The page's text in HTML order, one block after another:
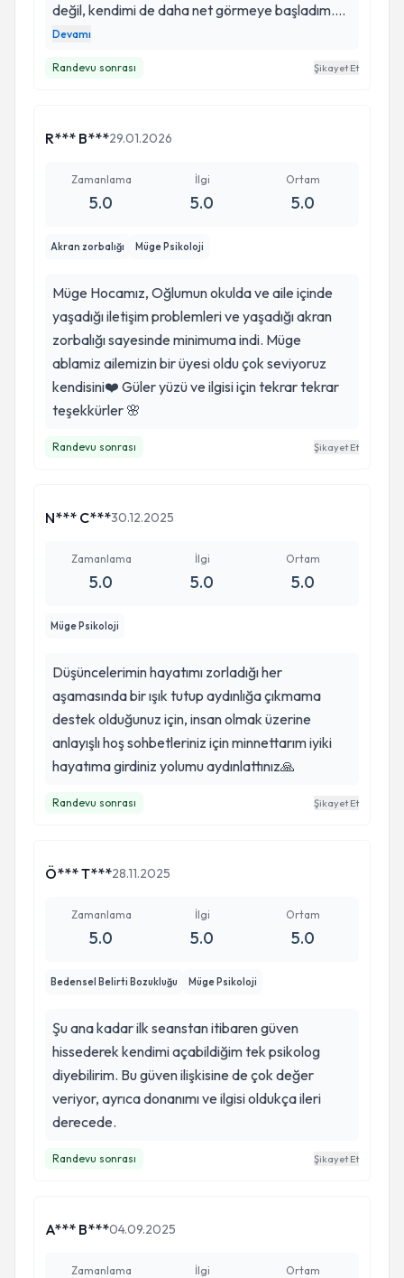
Katıldığı Sempozyum, Kongreler Ve Workshoplar
Katıldığı Gönüllü Projeler
değil, kendimi de daha net görmeye başladım.
Yargılanmadan dinlenmek, duygularımın
bakabiliyorum. Bu süreci bilimsel, etik ve insani
bir çerçevede yürüten Müge Hanım’a içtenlikle
Devamı
Randevu sonrası Şikayet Et
R*** B***29.01.2026
Zamanlama
5.0
İlgi
5.0
Ortam
5.0
Akran zorbalığı Müge Psikoloji
Müge Hocamız, Oğlumun okulda ve aile içinde
yaşadığı iletişim problemleri ve yaşadığı akran
zorbalığı sayesinde minimuma indi. Müge
ablamiz ailemizin bir üyesi oldu çok seviyoruz
kendisini❤️ Güler yüzü ve ilgisi için tekrar tekrar
teşekkürler 🌸
Randevu sonrası Şikayet Et
N*** C***30.12.2025
Zamanlama
5.0
İlgi
5.0
Ortam
5.0
Müge Psikoloji
Düşüncelerimin hayatımı zorladığı her
aşamasında bir ışık tutup aydınlığa çıkmama
destek olduğunuz için, insan olmak üzerine
anlayışlı hoş sohbetleriniz için minnettarım iyiki
hayatıma girdiniz yolumu aydınlattınız🙏
Randevu sonrası Şikayet Et
Ö*** T***28.11.2025
Zamanlama
5.0
İlgi
5.0
Ortam
5.0
Bedensel Belirti Bozukluğu Müge Psikoloji
Şu ana kadar ilk seanstan itibaren güven
hissederek kendimi açabildiğim tek psikolog
diyebilirim. Bu güven ilişkisine de çok değer
veriyor, ayrıca donanımı ve ilgisi oldukça ileri
derecede.
Randevu sonrası Şikayet Et
A*** B***04.09.2025
Zamanlama İlgi Ortam